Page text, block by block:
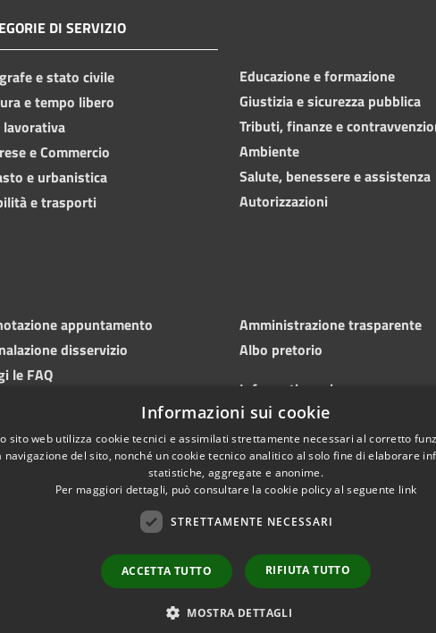
DI SERVIZIO
e stato civile
e tempo libero
e Commercio
e urbanistica
e trasporti
Educazione e formazione
Giustizia e sicurezza pubblica
Tributi, finanze e
Ambiente
Salute, benessere e assistenza
Autorizzazioni
appuntamento
disservizio
le FAQ
Amministrazione trasparente
Albo pretorio
Informativa privacy
Note legali
Dichiarazione di accessibilità
Area dipendenti
Informazioni sui cookie
sito web utilizza cookie tecnici e assimilati strettamente necessari al corretto
navigazione del sito, nonché un cookie tecnico analitico al solo fine di elaborare
statistiche, aggregate e anonime.
Per maggiori dettagli, può consultare la cookie policy al seguente link
STRETTAMENTE NECESSARI
ACCETTA TUTTO RIFIUTA TUTTO
MOSTRA DETTAGLI